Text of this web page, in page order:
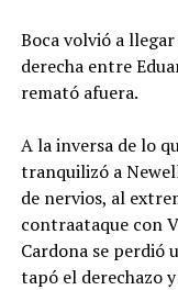
Boca volvió a
derecha entre
remató afuera.
A la inversa de lo
tranquilizó a
de nervios, al
contraataque con
Cardona se perdió
tapó el derechazo